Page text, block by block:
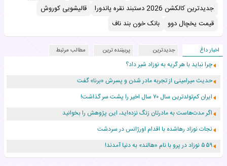
جدیدترین کالکشن 2026 دستبند نقره پاندورا
قالیشویی کوروش
قیمت یخچال دوو
بانک خون بند ناف
اخبار داغ جدیدترین پربیننده ترین مطالب مرتبط
چرا نباید با هر گریه به نوزاد شیر داد؟
حدیث میرامینی از تجربه مادر شدن و پسرش «برنا» گفت
ایران کم‌تولدترین سال ۷۰ سال اخیر را پشت سر گذاشت!
اگر مدت‌هاست به مادرتان زنگ نزده‌اید، این پژوهش را بخوانید
نجات نوزاد رهاشده با اقدام اورژانس در سردشت
۵۵۹ نوزاد در پرو با نام «هالند» به دنیا آمدند!